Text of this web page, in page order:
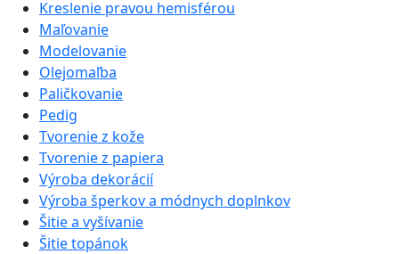
Kreslenie pravou hemisférou
Maľovanie
Modelovanie
Olejomaľba
Paličkovanie
Pedig
Tvorenie z kože
Tvorenie z papiera
Výroba dekorácií
Výroba šperkov a módnych doplnkov
Šitie a vyšívanie
Šitie topánok